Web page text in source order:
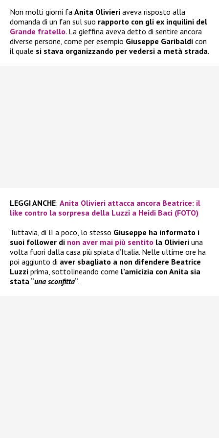
Non molti giorni fa Anita Olivieri aveva risposto alla
domanda di un fan sul suo rapporto con gli ex inquilini del
Grande fratello. La gieffina aveva detto di sentire ancora
diverse persone, come per esempio Giuseppe Garibaldi con
il quale si stava organizzando per vedersi a metà strada.
LEGGI ANCHE: Anita Olivieri attacca ancora Beatrice: il
like contro la sorpresa della Luzzi a Heidi Baci (FOTO)
Tuttavia, di lì a poco, lo stesso Giuseppe ha informato i
suoi follower di non aver mai più sentito la Olivieri una
volta fuori dalla casa più spiata d’Italia. Nelle ultime ore ha
poi aggiunto di aver sbagliato a non difendere Beatrice
Luzzi prima, sottolineando come l’amicizia con Anita sia
stata “una sconfitta“.